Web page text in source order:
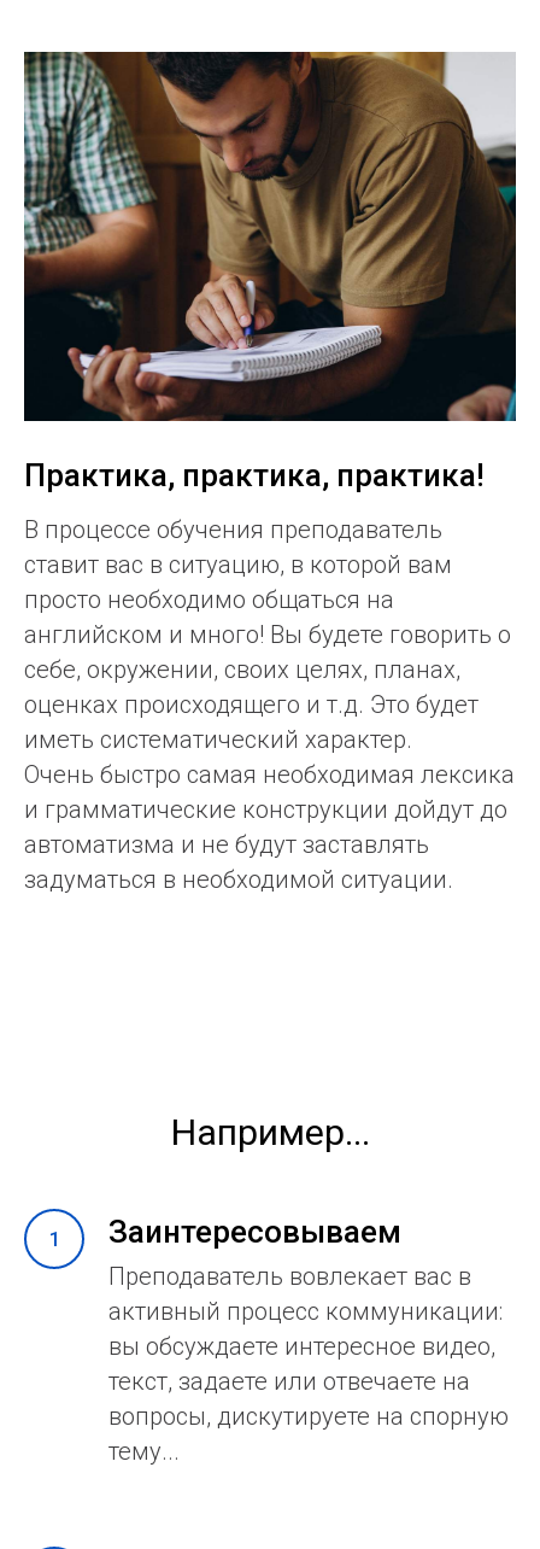
Практика, практика, практика!
В процессе обучения преподаватель
ставит вас в ситуацию, в которой вам
просто необходимо общаться на
английском и много! Вы будете говорить о
себе, окружении, своих целях, планах,
оценках происходящего и т.д. Это будет
иметь систематический характер.
Очень быстро самая необходимая лексика
и грамматические конструкции дойдут до
автоматизма и не будут заставлять
задуматься в необходимой ситуации.
Например...
Заинтересовываем
Преподаватель вовлекает вас в
активный процесс коммуникации:
вы обсуждаете интересное видео,
текст, задаете или отвечаете на
вопросы, дискутируете на спорную
тему...